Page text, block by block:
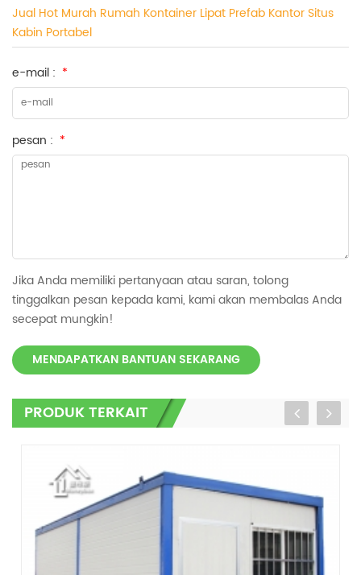
Jual Hot Murah Rumah Kontainer Lipat Prefab Kantor Situs
Kabin Portabel
e-mail : *
pesan : *
Jika Anda memiliki pertanyaan atau saran, tolong
tinggalkan pesan kepada kami, kami akan membalas Anda
secepat mungkin!
MENDAPATKAN BANTUAN SEKARANG
PRODUK TERKAIT